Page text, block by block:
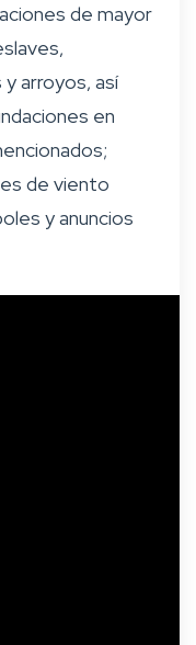
de mayor
arroyos, así
en
de viento
y anuncios